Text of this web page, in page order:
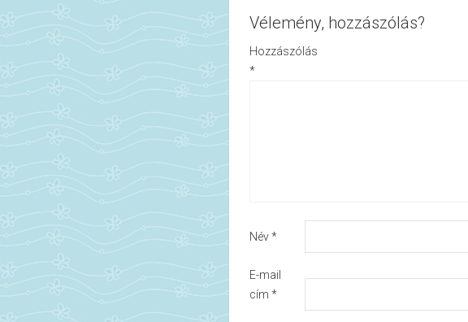
Vélemény, hozzászólás?
Hozzászólás
*
Név*
E-mail
cím *